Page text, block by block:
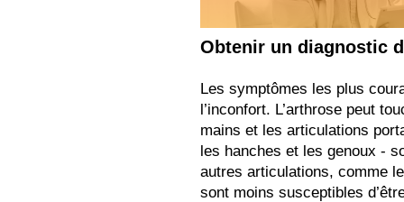
Obtenir un diagnostic
Les symptômes les plus
l’inconfort. L’arthrose peut
mains et les articulations
les hanches et les genoux -
autres articulations, comme
sont moins susceptibles